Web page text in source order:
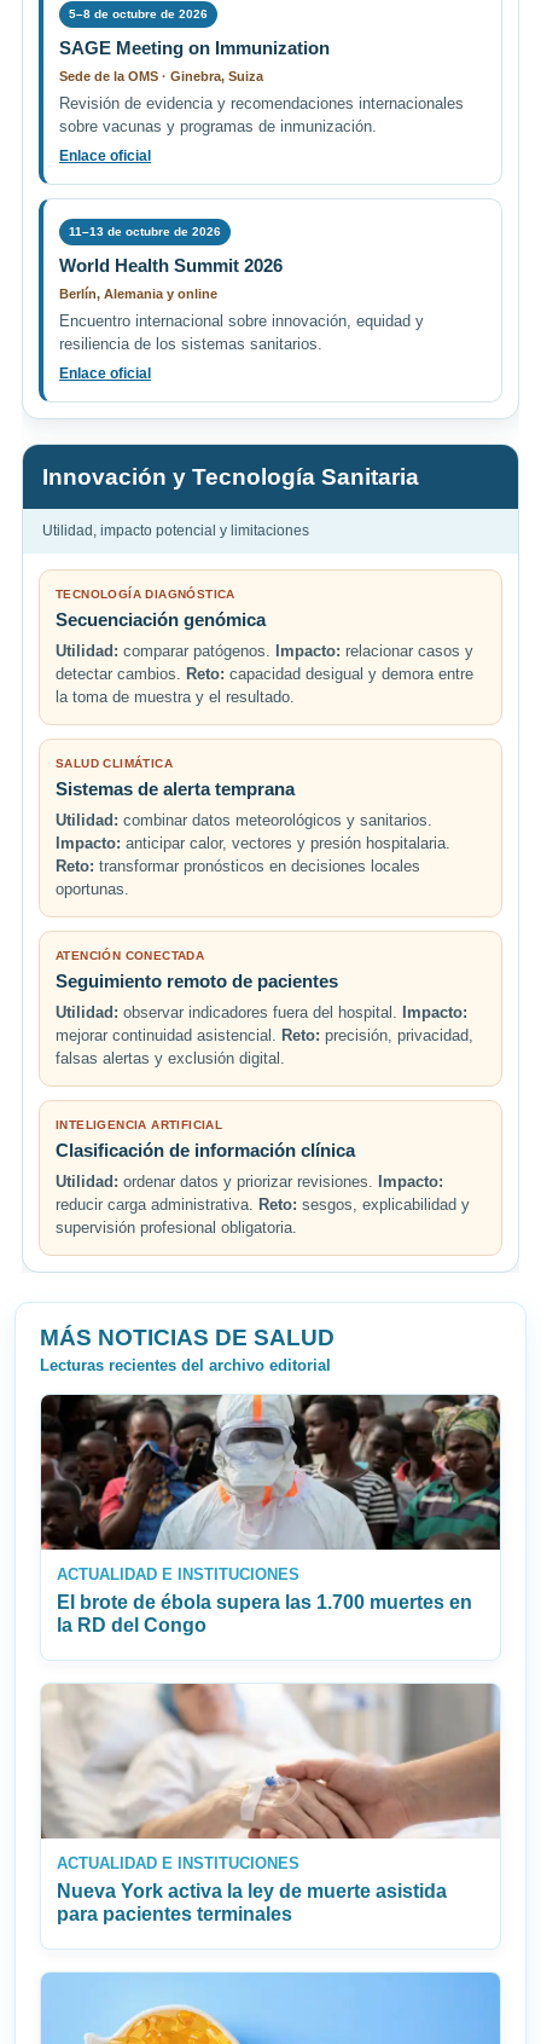
5–8 de octubre de 2026
SAGE Meeting on Immunization
Sede de la OMS · Ginebra, Suiza
Revisión de evidencia y recomendaciones internacionales
sobre vacunas y programas de inmunización.
Enlace oficial
11–13 de octubre de 2026
World Health Summit 2026
Berlín, Alemania y online
Encuentro internacional sobre innovación, equidad y
resiliencia de los sistemas sanitarios.
Enlace oficial
Innovación y Tecnología Sanitaria
Utilidad, impacto potencial y limitaciones
TECNOLOGÍA DIAGNÓSTICA
Secuenciación genómica
Utilidad: comparar patógenos. Impacto: relacionar casos y
detectar cambios. Reto: capacidad desigual y demora entre
la toma de muestra y el resultado.
SALUD CLIMÁTICA
Sistemas de alerta temprana
Utilidad: combinar datos meteorológicos y sanitarios.
Impacto: anticipar calor, vectores y presión hospitalaria.
Reto: transformar pronósticos en decisiones locales
oportunas.
ATENCIÓN CONECTADA
Seguimiento remoto de pacientes
Utilidad: observar indicadores fuera del hospital. Impacto:
mejorar continuidad asistencial. Reto: precisión, privacidad,
falsas alertas y exclusión digital.
INTELIGENCIA ARTIFICIAL
Clasificación de información clínica
Utilidad: ordenar datos y priorizar revisiones. Impacto:
reducir carga administrativa. Reto: sesgos, explicabilidad y
supervisión profesional obligatoria.
MÁS NOTICIAS DE SALUD
Lecturas recientes del archivo editorial
ACTUALIDAD E INSTITUCIONES
El brote de ébola supera las 1.700 muertes en
la RD del Congo
ACTUALIDAD E INSTITUCIONES
Nueva York activa la ley de muerte asistida
para pacientes terminales